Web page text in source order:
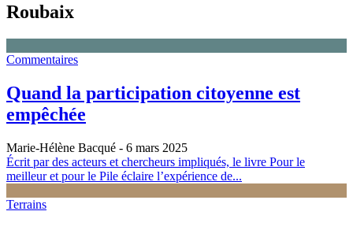
Roubaix
Commentaires
Quand la participation citoyenne est
empêchée
Marie-Hélène Bacqué - 6 mars 2025
Écrit par des acteurs et chercheurs impliqués, le livre Pour le
meilleur et pour le Pile éclaire l’expérience de...
Terrains